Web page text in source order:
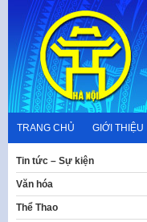
content
TRANG CHỦ GIỚI THIỆU
Tin tức – Sự kiện
Văn hóa
Thể Thao